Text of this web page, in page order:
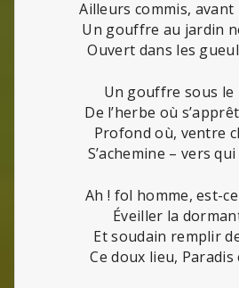
Ailleurs commis, avant
Un gouffre au jardin
Ouvert dans les
Un gouffre sous
De l’herbe où
Profond où, ventre
S’achemine – vers
Ah ! fol homme, est-
Éveiller la
Et soudain remplir
Ce doux lieu, Paradis